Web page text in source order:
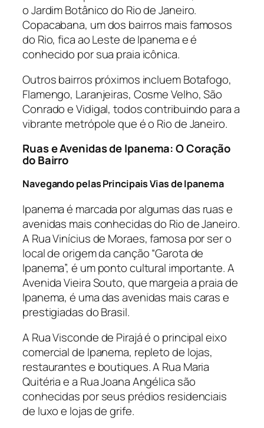
o Jardim Botânico do Rio de Janeiro.
Copacabana, um dos bairros mais famosos
do Rio, fica ao Leste de Ipanema e é
conhecido por sua praia icônica.
Outros bairros próximos incluem Botafogo,
Flamengo, Laranjeiras, Cosme Velho, São
Conrado e Vidigal, todos contribuindo para a
vibrante metrópole que é o Rio de Janeiro.
Ruas e Avenidas de Ipanema: O Coração
do Bairro
Navegando pelas Principais Vias de Ipanema
Ipanema é marcada por algumas das ruas e
avenidas mais conhecidas do Rio de Janeiro.
A Rua Vinícius de Moraes, famosa por ser o
local de origem da canção “Garota de
Ipanema”, é um ponto cultural importante. A
Avenida Vieira Souto, que margeia a praia de
Ipanema, é uma das avenidas mais caras e
prestigiadas do Brasil.
A Rua Visconde de Pirajá é o principal eixo
comercial de Ipanema, repleto de lojas,
restaurantes e boutiques. A Rua Maria
Quitéria e a Rua Joana Angélica são
conhecidas por seus prédios residenciais
de luxo e lojas de grife.